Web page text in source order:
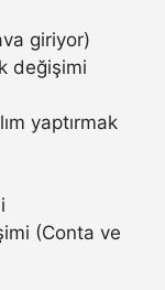
giriyor)
değişimi
yaptırmak
(Conta ve